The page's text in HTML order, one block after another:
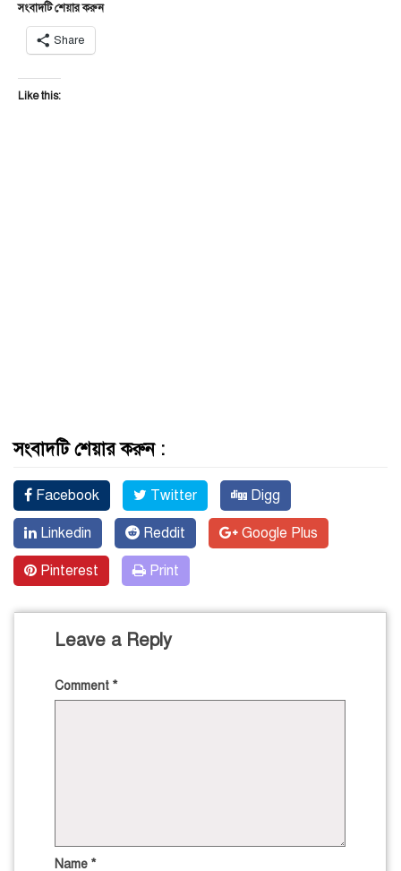
সংবাদটি শেয়ার করুন
Share
Like this:
সংবাদটি শেয়ার করুন :
Facebook Twitter Digg
Linkedin Reddit Google Plus
Pinterest Print
Leave a Reply
Comment *
Name *